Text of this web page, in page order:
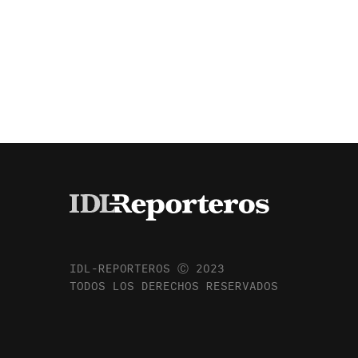
IDL-REPORTEROS Ⓒ 2023
TODOS LOS DERECHOS RESERVADOS